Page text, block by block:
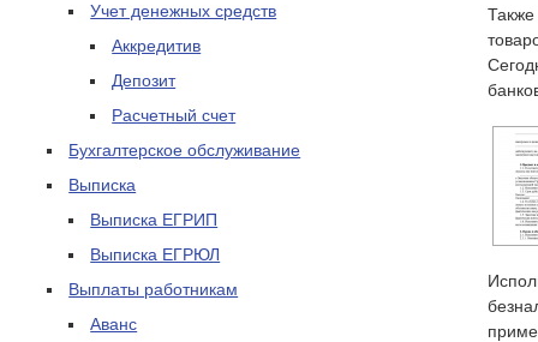
Учет денежных средств
Аккредитив
Депозит
Расчетный счет
Бухгалтерское обслуживание
Выписка
Выписка ЕГРИП
Выписка ЕГРЮЛ
Выплаты работникам
Аванс
Также